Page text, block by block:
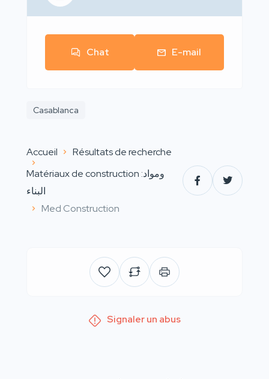
Chat E-mail
Casablanca
Accueil
Résultats de recherche
Matériaux de construction :ومواد
البناء
Med Construction
Signaler un abus